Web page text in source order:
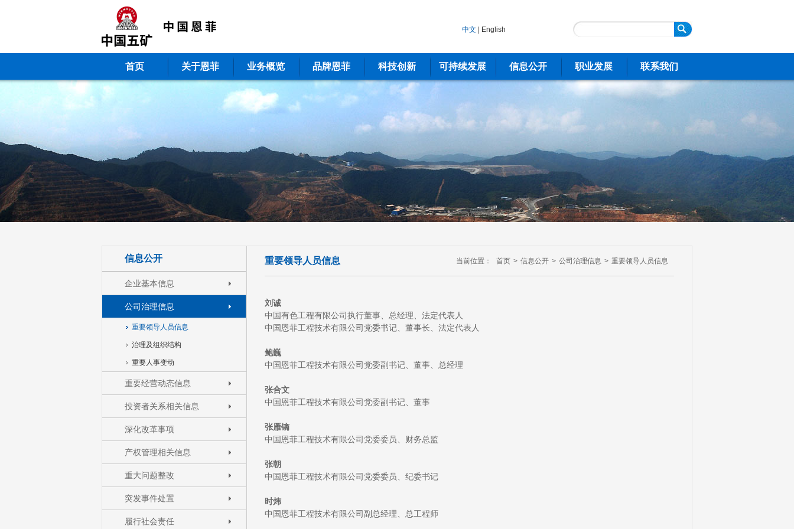
中文 English
首页 关于恩菲 业务概览 品牌恩菲 科技创新 可持续发展 信息公开 职业发展 联系我们
信息公开
企业基本信息
公司治理信息
重要领导人员信息
治理及组织结构
重要人事变动
重要经营动态信息
投资者关系相关信息
深化改革事项
产权管理相关信息
重大问题整改
突发事件处置
履行社会责任
重要领导人员信息 当前位置： 首页 > 信息公开 > 公司治理信息 > 重要领导人员信息
刘诚
中国有色工程有限公司执行董事、总经理 、法定代表人
中国恩菲工程技术有限公司 党委书记、 董事长 、法定代表人
鲍巍
中国恩菲工程技术有限公司 党委副书记、 董事 总经理
张合文
中国恩菲工程技术有限公司党委副书记
董事
张雁镝
中国恩菲工程技术有限公司 党委委员、财务总监
张朝
中国恩菲工程技术有限公司党委委员、纪委书记
时炜
中国恩菲工程技术有限公司副总经理、总工程师